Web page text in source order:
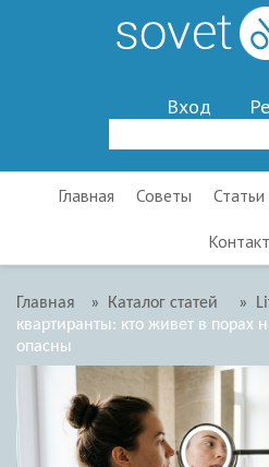
Вход
Главная Советы Статьи
Главная » Каталог статей »
квартиранты: кто живет в
опасны